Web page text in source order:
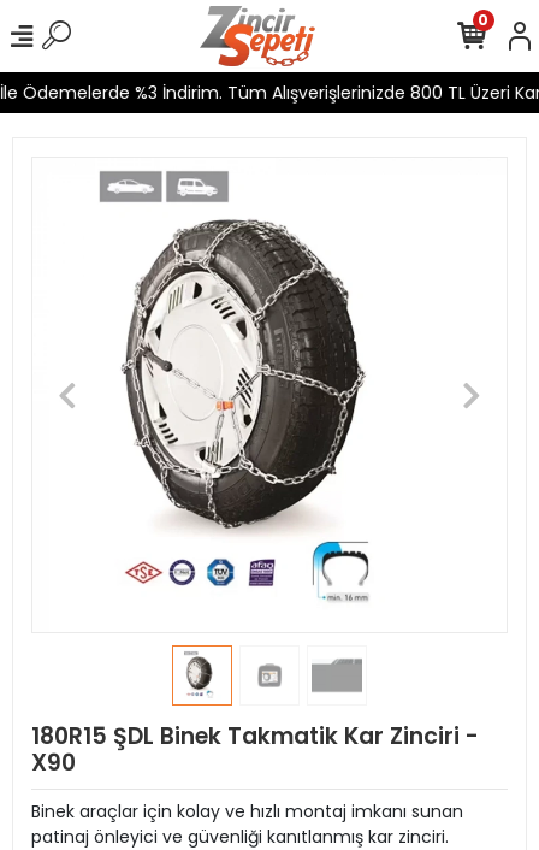
Ödemelerde %3 İndirim. Tüm Alışverişlerinizde 800 TL Üzeri
0
180R15 ŞDL Binek Takmatik Kar Zinciri -
X90
Binek araçlar için kolay ve hızlı montaj imkanı sunan
patinaj önleyici ve güvenliği kanıtlanmış kar zinciri.